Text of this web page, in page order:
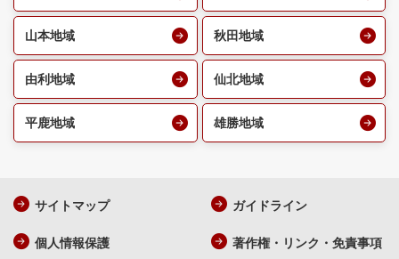
山本地域 秋田地域
由利地域 仙北地域
平鹿地域 雄勝地域
サイトマップ ガイドライン
個人情報保護 著作権・リンク・免責事項